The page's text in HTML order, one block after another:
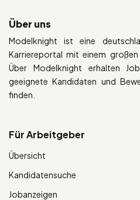
Über uns
Modelknight ist eine
Karriereportal mit einem
Über Modelknight erhalten
geeignete Kandidaten und
finden.
Für Arbeitgeber
Übersicht
Kandidatensuche
Jobanzeigen